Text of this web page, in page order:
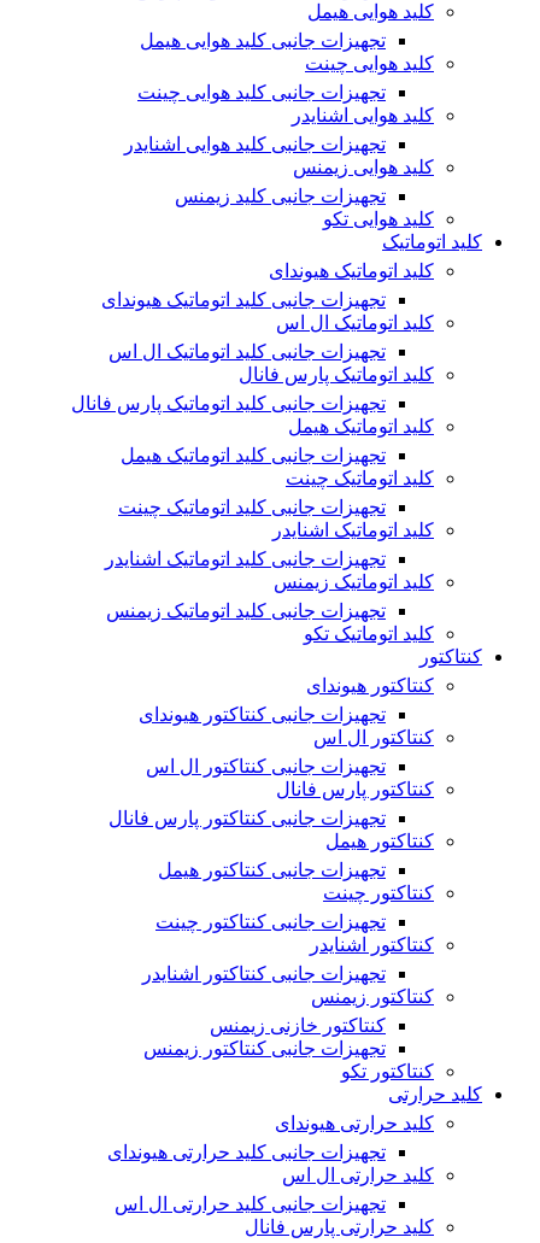
کلید هوایی هیمل
تجهیزات جانبی کلید هوایی هیمل
کلید هوایی چینت
تجهیزات جانبی کلید هوایی چینت
کلید هوایی اشنایدر
تجهیزات جانبی کلید هوایی اشنایدر
کلید هوایی زیمنس
تجهیزات جانبی کلید زیمنس
کلید هوایی تکو
کلید اتوماتیک
کلید اتوماتیک هیوندای
تجهیزات جانبی کلید اتوماتیک هیوندای
کلید اتوماتیک ال اس
تجهیزات جانبی کلید اتوماتیک ال اس
کلید اتوماتیک پارس فانال
تجهیزات جانبی کلید اتوماتیک پارس فانال
کلید اتوماتیک هیمل
تجهیزات جانبی کلید اتوماتیک هیمل
کلید اتوماتیک چینت
تجهیزات جانبی کلید اتوماتیک چینت
کلید اتوماتیک اشنایدر
تجهیزات جانبی کلید اتوماتیک اشنایدر
کلید اتوماتیک زیمنس
تجهیزات جانبی کلید اتوماتیک زیمنس
کلید اتوماتیک تکو
کنتاکتور
کنتاکتور هیوندای
تجهیزات جانبی کنتاکتور هیوندای
کنتاکتور ال اس
تجهیزات جانبی کنتاکتور ال اس
کنتاکتور پارس فانال
تجهیزات جانبی کنتاکتور پارس فانال
کنتاکتور هیمل
تجهیزات جانبی کنتاکتور هیمل
کنتاکتور چینت
تجهیزات جانبی کنتاکتور چینت
کنتاکتور اشنایدر
تجهیزات جانبی کنتاکتور اشنایدر
کنتاکتور زیمنس
کنتاکتور خازنی زیمنس
تجهیزات جانبی کنتاکتور زیمنس
کنتاکتور تکو
کلید حرارتی
کلید حرارتی هیوندای
تجهیزات جانبی کلید حرارتی هیوندای
کلید حرارتی ال اس
تجهیزات جانبی کلید حرارتی ال اس
کلید حرارتی پارس فانال